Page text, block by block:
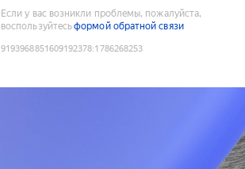
Если у вас возникли проблемы, пожалуйста,
воспользуйтесьформой обратной связи
9193968851609192378:1786268253